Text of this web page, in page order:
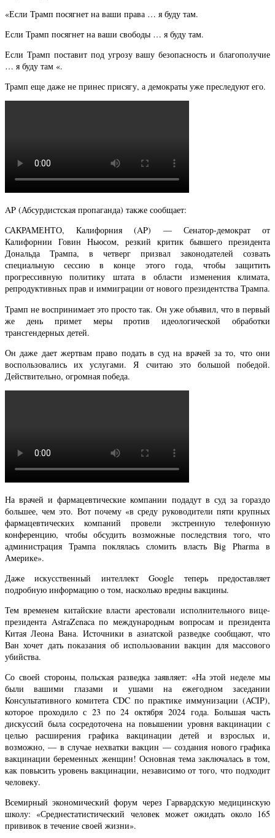
«Если Трамп посягнет на ваши права … я буду там.
Если Трамп посягнет на ваши свободы … я буду там.
Если Трамп поставит под угрозу вашу безопасность и благополучие
… я буду там «.
Трамп еще даже не принес присягу, а демократы уже преследуют его.
AP (Абсурдистская пропаганда) также сообщает:
САКРАМЕНТО, Калифорния (AP) — Сенатор-демократ от
Калифорнии Говин Ньюсом, резкий критик бывшего президента
Дональда Трампа, в четверг призвал законодателей созвать
специальную сессию в конце этого года, чтобы защитить
прогрессивную политику штата в области изменения климата,
репродуктивных прав и иммиграции от нового президентства Трампа.
Трамп не воспринимает это просто так. Он уже объявил, что в первый
же день примет меры против идеологической обработки
трансгендерных детей.
Он даже дает жертвам право подать в суд на врачей за то, что они
воспользовались их услугами. Я считаю это большой победой.
Действительно, огромная победа.
На врачей и фармацевтические компании подадут в суд за гораздо
большее, чем это. Вот почему «в среду руководители пяти крупных
фармацевтических компаний провели экстренную телефонную
конференцию, чтобы обсудить возможные последствия того, что
администрация Трампа поклялась сломить власть Big Pharma в
Америке».
Даже искусственный интеллект Google теперь предоставляет
подробную информацию о том, насколько вредны вакцины.
Тем временем китайские власти арестовали исполнительного вице-
президента AstraZenaca по международным вопросам и президента
Китая Леона Вана. Источники в азиатской разведке сообщают, что
Ван хочет дать показания об использовании вакцин для массового
убийства.
Со своей стороны, польская разведка заявляет: «На этой неделе мы
были вашими глазами и ушами на ежегодном заседании
Консультативного комитета CDC по практике иммунизации (ACIP),
которое проходило с 23 по 24 октября 2024 года. Большая часть
дискуссий была сосредоточена на повышении уровня вакцинации с
целью расширения графика вакцинации детей и взрослых и,
возможно, — в случае нехватки вакцин — создания нового графика
вакцинации беременных женщин! Основная тема заключалась в том,
как повысить уровень вакцинации, независимо от того, что подходит
человеку.
Всемирный экономический форум через Гарвардскую медицинскую
школу: «Среднестатистический человек может ожидать около 165
прививок в течение своей жизни».